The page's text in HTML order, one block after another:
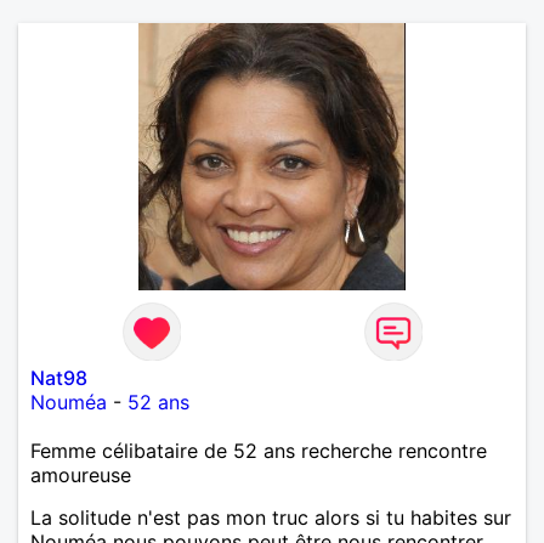
Nat98
Nouméa - 52 ans
Femme célibataire de 52 ans recherche rencontre
amoureuse
La solitude n'est pas mon truc alors si tu habites sur